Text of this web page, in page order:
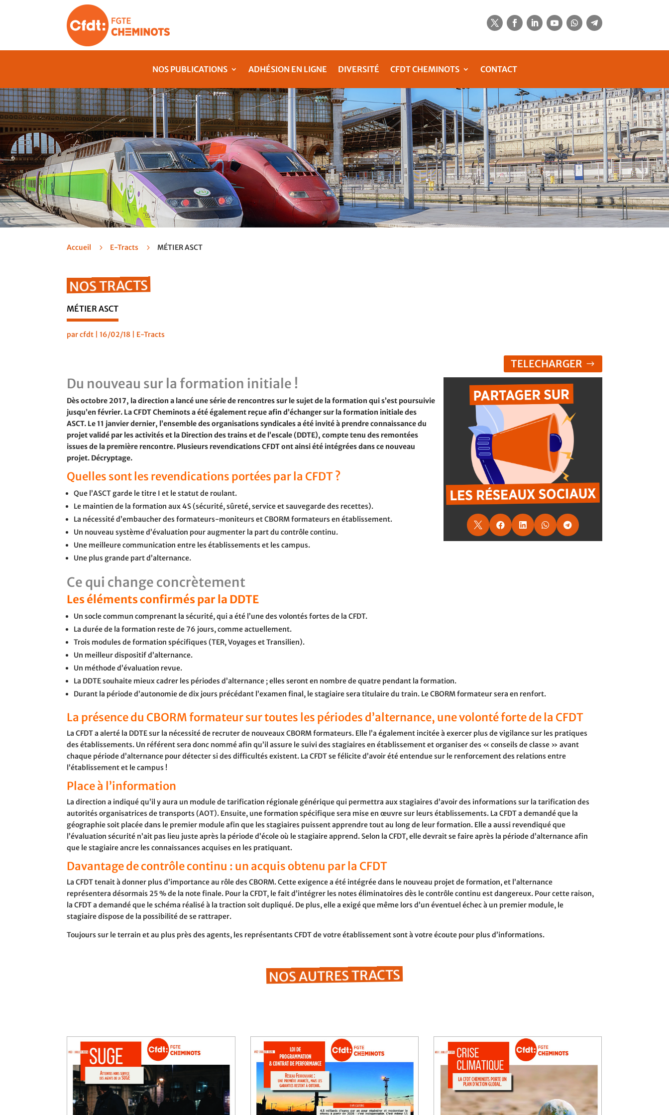
NOS PUBLICATIONS ADHÉSION EN LIGNE DIVERSITÉ CFDT CHEMINOTS CONTACT
Accueil 5 E-Tracts 5 MÉTIER ASCT
NOS TRACTS
MÉTIER ASCT
parcfdt |16/02/18 E-Tracts
TELECHARGER
    
Du nouveau sur la formation initiale !
Dès octobre 2017, la direction a lancé une série de rencontres sur le sujet de la formation qui s’est poursuivie
jusqu’en février. La CFDT Cheminots a été également reçue afin d’échanger sur la formation initiale des
ASCT. Le 11 janvier dernier, l’ensemble des organisations syndicales a été invité à prendre connaissance du
projet validé par les activités et la Direction des trains et de l’escale (DDTE), compte tenu des remontées
issues de la première rencontre. Plusieurs revendications CFDT ont ainsi été intégrées dans ce nouveau
projet. Décryptage.
Quelles sont les revendications portées par la CFDT ?
Que l’ASCT garde le titre I et le statut de roulant.
Le maintien de la formation aux 4S (sécurité, sûreté, service et sauvegarde des recettes).
La nécessité d’embaucher des formateurs-moniteurs et CBORM formateurs en établissement.
Un nouveau système d’évaluation pour augmenter la part du contrôle continu.
Une meilleure communication entre les établissements et les campus.
Une plus grande part d’alternance.
Ce qui change concrètement
Les éléments confirmés par la DDTE
Un socle commun comprenant la sécurité, qui a été l’une des volontés fortes de la CFDT.
La durée de la formation reste de 76 jours, comme actuellement.
Trois modules de formation spécifiques (TER, Voyages et Transilien).
Un meilleur dispositif d’alternance.
Un méthode d’évaluation revue.
La DDTE souhaite mieux cadrer les périodes d’alternance ; elles seront en nombre de quatre pendant la formation.
Durant la période d’autonomie de dix jours précédant l’examen final, le stagiaire sera titulaire du train. Le CBORM formateur sera en renfort.
La présence du CBORM formateur sur toutes les périodes d’alternance, une volonté forte de la CFDT
La CFDT a alerté la DDTE sur la nécessité de recruter de nouveaux CBORM formateurs. Elle l’a également incitée à exercer plus de vigilance sur les pratiques
des établissements. Un référent sera donc nommé afin qu’il assure le suivi des stagiaires en établissement et organiser des « conseils de classe » avant
chaque période d’alternance pour détecter si des difficultés existent. La CFDT se félicite d’avoir été entendue sur le renforcement des relations entre
l’établissement et le campus !
Place à l’information
La direction a indiqué qu’il y aura un module de tarification régionale générique qui permettra aux stagiaires d’avoir des informations sur la tarification des
autorités organisatrices de transports (AOT). Ensuite, une formation spécifique sera mise en œuvre sur leurs établissements. La CFDT a demandé que la
géographie soit placée dans le premier module afin que les stagiaires puissent apprendre tout au long de leur formation. Elle a aussi revendiqué que
l’évaluation sécurité n’ait pas lieu juste après la période d’école où le stagiaire apprend. Selon la CFDT, elle devrait se faire après la période d’alternance afin
que le stagiaire ancre les connaissances acquises en les pratiquant.
Davantage de contrôle continu : un acquis obtenu par la CFDT
La CFDT tenait à donner plus d’importance au rôle des CBORM. Cette exigence a été intégrée dans le nouveau projet de formation, et l’alternance
représentera désormais 25 % de la note finale. Pour la CFDT, le fait d’intégrer les notes éliminatoires dès le contrôle continu est dangereux. Pour cette raison,
la CFDT a demandé que le schéma réalisé à la traction soit dupliqué. De plus, elle a exigé que même lors d’un éventuel échec à un premier module, le
stagiaire dispose de la possibilité de se rattraper.
Toujours sur le terrain et au plus près des agents, les représentants CFDT de votre établissement sont à votre écoute pour plus d’informations.
NOS AUTRES TRACTS